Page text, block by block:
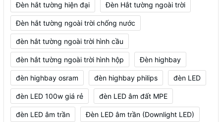
Đèn hắt tường hiện đại Đèn Hắt tường ngoài trời
Đèn hắt tường ngoài trời chống nước
đèn hắt tường ngoài trời hình cầu
đèn hắt tường ngoài trời hình hộp Đèn highbay
đèn highbay osram đèn highbay philips đèn LED
đèn LED 100w giá rẻ đèn LED âm đất MPE
đèn LED âm trần Đèn LED âm trần (Downlight LED)